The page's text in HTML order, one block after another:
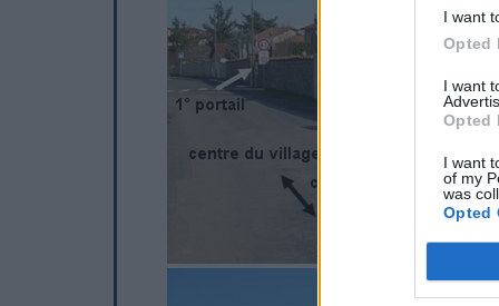
I want
Opted
I want
Opted
I want
of my
was
Opted